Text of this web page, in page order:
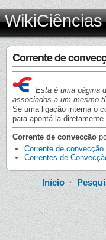
WikiCiências
Corrente de
Esta é uma página
associados a um mesmo
Se uma ligação interna o
para apontá-la diretamente
Corrente de convecção
Corrente de convecção
Correntes de
Início·